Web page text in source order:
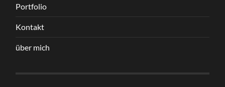
Portfolio
Kontakt
über mich